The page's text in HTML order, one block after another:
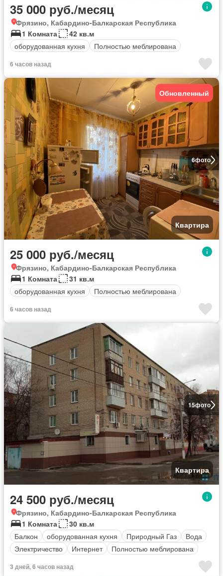
35 000 руб./месяц
Фрязино, Кабардино-Балкарская Республика
1 Комната
42 кв.м
оборудованная кухня
Полностью меблирована
6 часов назад
6фото
Обновленный
Квартира
25 000 руб./месяц
Фрязино, Кабардино-Балкарская Республика
1 Комната
31 кв.м
оборудованная кухня
Полностью меблирована
6 часов назад
15фото
Квартира
24 500 руб./месяц
Фрязино, Кабардино-Балкарская Республика
1 Комната
30 кв.м
Балкон
оборудованная кухня Природный Газ
Вода
Электричество
Интернет Полностью меблирована
3 дней, 6 часов назад